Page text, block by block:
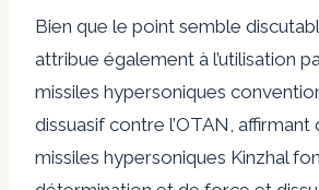
Bien que le point semble
attribue également à l’utilisation
missiles hypersoniques
dissuasif contre l’OTAN, affirmant
missiles hypersoniques Kinzhal